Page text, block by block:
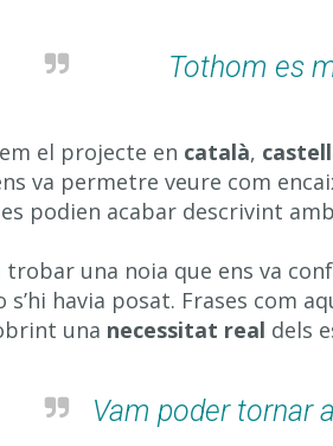
Tothom es
el projecte en català,
va permetre veure com
podien acabar descrivint
trobar una noia que ens va
s’hi havia posat. Frases com
una necessitat real dels
Vam poder tornar